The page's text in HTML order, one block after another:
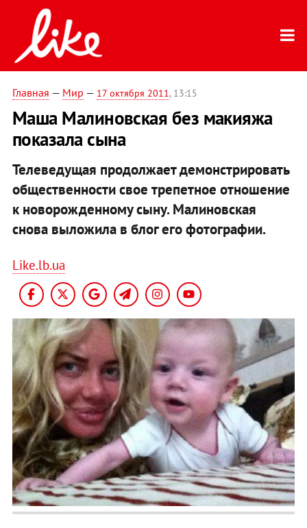
Главная — Мир — 17 октября 2011, 13:15
Маша Малиновская без макияжа
показала сына
Телеведущая продолжает демонстрировать
общественности свое трепетное отношение
к новорожденному сыну. Малиновская
снова выложила в блог его фотографии.
Like.lb.ua